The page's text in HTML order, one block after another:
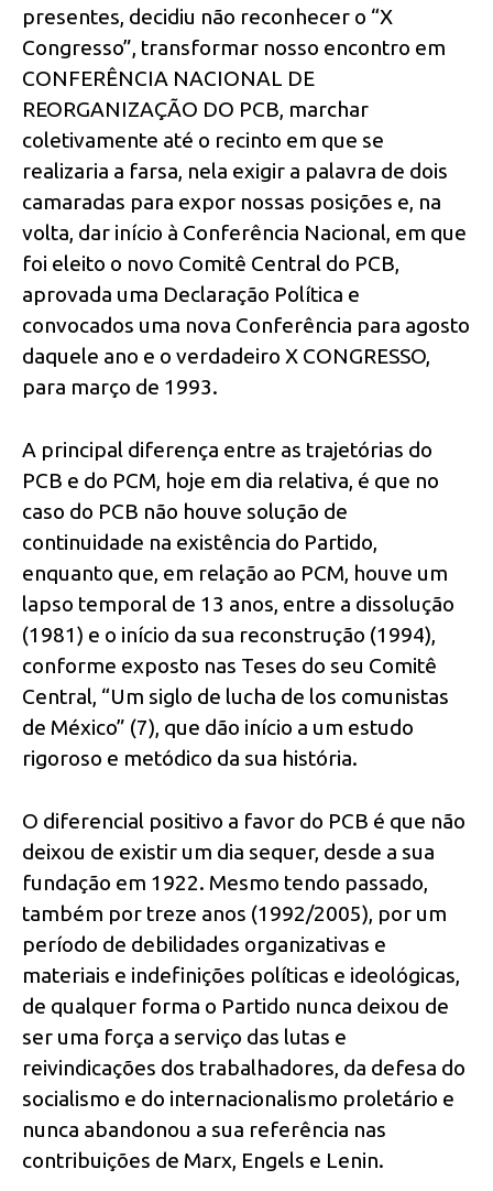
presentes, decidiu não reconhecer o “X
Congresso”, transformar nosso encontro em
CONFERÊNCIA NACIONAL DE
REORGANIZAÇÃO DO PCB, marchar
coletivamente até o recinto em que se
realizaria a farsa, nela exigir a palavra de dois
camaradas para expor nossas posições e, na
volta, dar início à Conferência Nacional, em que
foi eleito o novo Comitê Central do PCB,
aprovada uma Declaração Política e
convocados uma nova Conferência para agosto
daquele ano e o verdadeiro X CONGRESSO,
para março de 1993.
A principal diferença entre as trajetórias do
PCB e do PCM, hoje em dia relativa, é que no
caso do PCB não houve solução de
continuidade na existência do Partido,
enquanto que, em relação ao PCM, houve um
lapso temporal de 13 anos, entre a dissolução
(1981) e o início da sua reconstrução (1994),
conforme exposto nas Teses do seu Comitê
Central, “Um siglo de lucha de los comunistas
de México” (7), que dão início a um estudo
rigoroso e metódico da sua história.
O diferencial positivo a favor do PCB é que não
deixou de existir um dia sequer, desde a sua
fundação em 1922. Mesmo tendo passado,
também por treze anos (1992/2005), por um
período de debilidades organizativas e
materiais e indefinições políticas e ideológicas,
de qualquer forma o Partido nunca deixou de
ser uma força a serviço das lutas e
reivindicações dos trabalhadores, da defesa do
socialismo e do internacionalismo proletário e
nunca abandonou a sua referência nas
contribuições de Marx, Engels e Lenin.